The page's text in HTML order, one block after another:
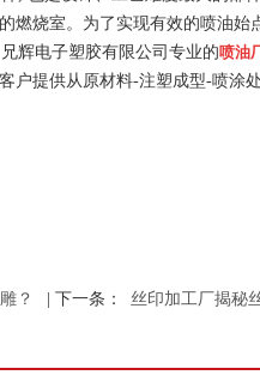
燃烧室。为了实现有效的喷油
辉电子塑胶有限公司专业的喷油
户提供从原材料-注塑成型-喷涂
？ | 下一条： 丝印加工厂揭秘